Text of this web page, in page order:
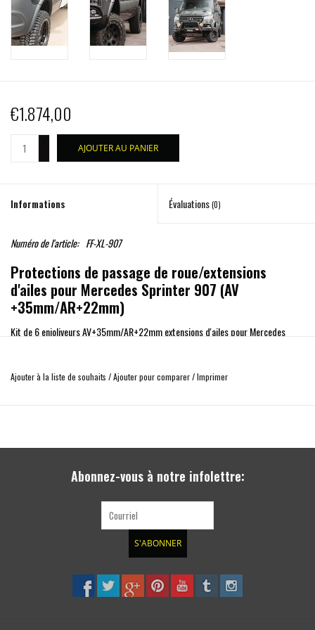
€1.874,00
AJOUTER AU PANIER
Informations Évaluations(0)
Numéro de l'article: FF-XL-907
Protections de passage de roue/extensions
d'ailes pour Mercedes Sprinter 907 (AV
+35mm/AR+22mm)
Kit de 6 enjoliveurs AV+35mm/AR+22mm extensions d'ailes pour Mercedes
Remarque : doit être peint avant le montage !
Ajouter à la liste de souhaits /Ajouter pour comparer/Imprimer
Abonnez-vous à notre infolettre:
S'ABONNER